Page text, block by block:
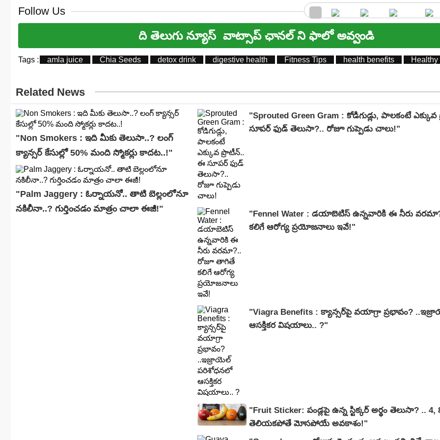
Follow Us
ది తెలుగు న్యూస్ వాట్సాప్ ఛానల్ ని ఫాలో అవ్వండి
Tags : amla juice Chia Seeds detox drink digestive health Fitness Tips health benefits
Related News
"Non Smokers : ఇది మీకు తెలుసా..? లంగ్
క్యాన్సర్ కేసుల్లో 50% మంది స్మోకర్లు కాదట..!"
"Palm Jaggery : ఓర్నాయనో.. తాటి బెల్లంలోనూ
నకిలీనా..? గుర్తించడం మాత్రం చాలా ఈజీ!"
"Sprouted Green Gram : కోడిగుడ్లు, పాలకంటే
సూపర్ ఫుడ్ తెలుసా?.. రోజూ గుప్పెడు చాలు!"
"Fennel Water : డయాబెటిస్ ఉన్నవారికి ఈ నీరు
కలిగే ఆరోగ్య ప్రయోజనాలు ఇవే!"
"Viagra Benefits : క్యాన్సర్‌పై వయాగ్రా ప్రభావం?
ఆసక్తికర విషయాలు.. ?"
"Fruit Sticker: పండ్లపై ఉన్న స్టిక్కర్ అర్థం తెలుసా? ..
తెలియకపోతే మోసపోయే అవకాశం!"